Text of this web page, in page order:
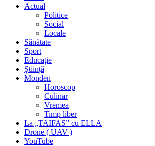
Actual
Politice
Social
Locale
Sănătate
Sport
Educație
Știință
Monden
Horoscop
Culinar
Vremea
Timp liber
La „TAIFAS” cu ELLA
Drone ( UAV )
YouTube